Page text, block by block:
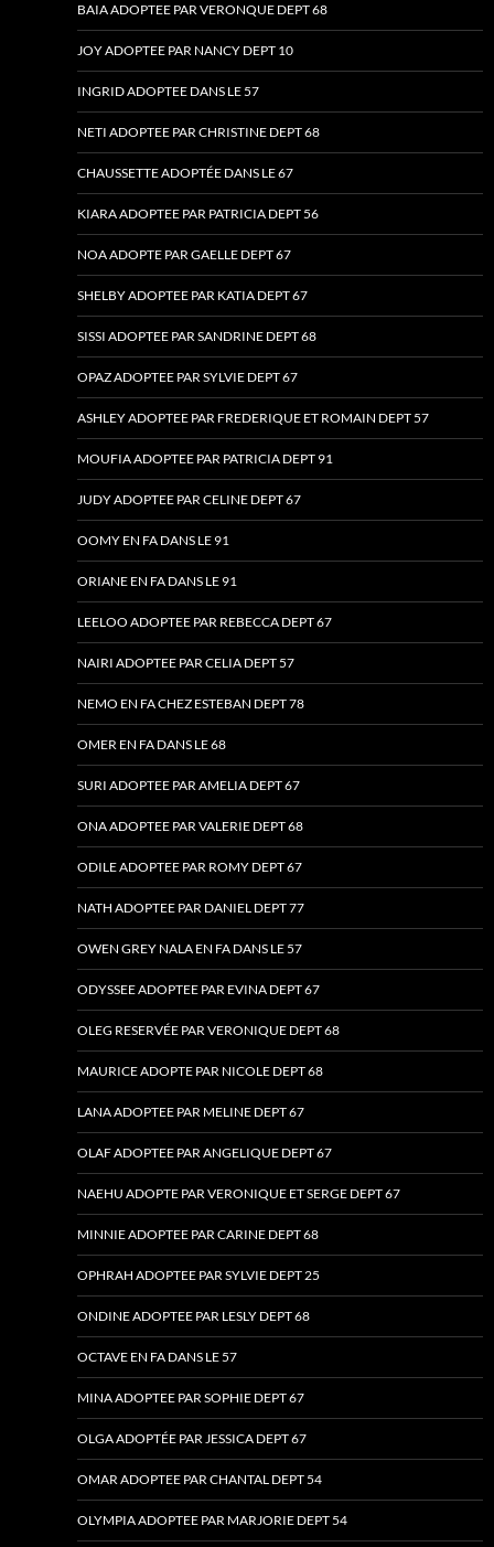
BAIA ADOPTEE PAR VERONQUE DEPT 68
JOY ADOPTEE PAR NANCY DEPT 10
INGRID ADOPTEE DANS LE 57
NETI ADOPTEE PAR CHRISTINE DEPT 68
CHAUSSETTE ADOPTÉE DANS LE 67
KIARA ADOPTEE PAR PATRICIA DEPT 56
NOA ADOPTE PAR GAELLE DEPT 67
SHELBY ADOPTEE PAR KATIA DEPT 67
SISSI ADOPTEE PAR SANDRINE DEPT 68
OPAZ ADOPTEE PAR SYLVIE DEPT 67
ASHLEY ADOPTEE PAR FREDERIQUE ET ROMAIN DEPT 57
MOUFIA ADOPTEE PAR PATRICIA DEPT 91
JUDY ADOPTEE PAR CELINE DEPT 67
OOMY EN FA DANS LE 91
ORIANE EN FA DANS LE 91
LEELOO ADOPTEE PAR REBECCA DEPT 67
NAIRI ADOPTEE PAR CELIA DEPT 57
NEMO EN FA CHEZ ESTEBAN DEPT 78
OMER EN FA DANS LE 68
SURI ADOPTEE PAR AMELIA DEPT 67
ONA ADOPTEE PAR VALERIE DEPT 68
ODILE ADOPTEE PAR ROMY DEPT 67
NATH ADOPTEE PAR DANIEL DEPT 77
OWEN GREY NALA EN FA DANS LE 57
ODYSSEE ADOPTEE PAR EVINA DEPT 67
OLEG RESERVÉE PAR VERONIQUE DEPT 68
MAURICE ADOPTE PAR NICOLE DEPT 68
LANA ADOPTEE PAR MELINE DEPT 67
OLAF ADOPTEE PAR ANGELIQUE DEPT 67
NAEHU ADOPTE PAR VERONIQUE ET SERGE DEPT 67
MINNIE ADOPTEE PAR CARINE DEPT 68
OPHRAH ADOPTEE PAR SYLVIE DEPT 25
ONDINE ADOPTEE PAR LESLY DEPT 68
OCTAVE EN FA DANS LE 57
MINA ADOPTEE PAR SOPHIE DEPT 67
OLGA ADOPTÉE PAR JESSICA DEPT 67
OMAR ADOPTEE PAR CHANTAL DEPT 54
OLYMPIA ADOPTEE PAR MARJORIE DEPT 54